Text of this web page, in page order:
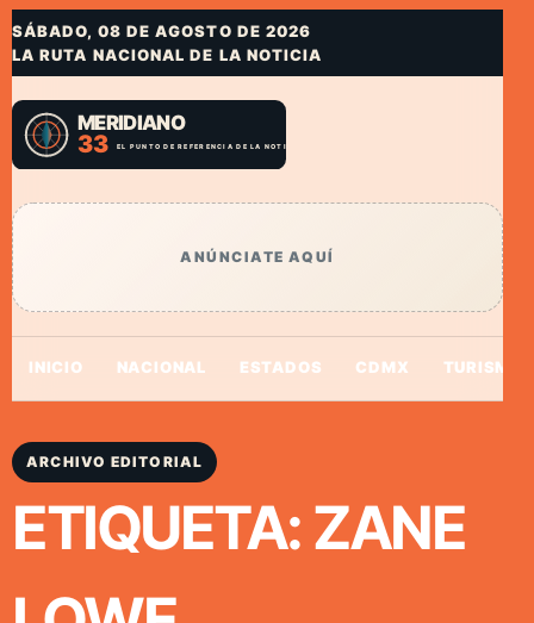
SÁBADO, 08 DE AGOSTO DE 2026
LA RUTA NACIONAL DE LA NOTICIA
ANÚNCIATE AQUÍ
INICIO NACIONAL ESTADOS CDMX TURISMO
ARCHIVO EDITORIAL
ETIQUETA: ZANE